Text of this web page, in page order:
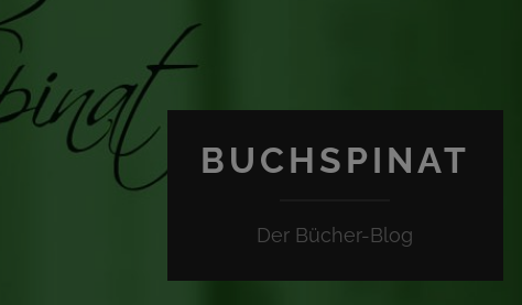
BUCHSPINAT
Der Bücher-Blog